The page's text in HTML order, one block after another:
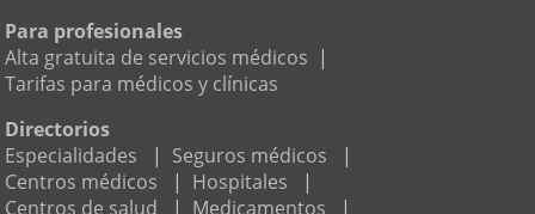
Para profesionales
Alta gratuita de servicios médicos |
Tarifas para médicos y clínicas
Directorios
Especialidades
| Seguros médicos
|
Centros médicos
| Hospitales
|
Centros de salud
| Medicamentos |